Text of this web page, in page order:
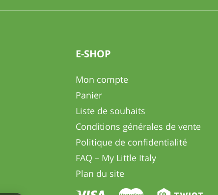
E-SHOP
Mon compte
Panier
Liste de souhaits
Conditions générales de vente
Politique de confidentialité
FAQ – My Little Italy
Plan du site